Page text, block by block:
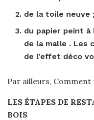
de la toile neuve ;
du papier peint à
de la malle . Les
de l’effet déco
Par ailleurs, Comment
LES ÉTAPES DE
BOIS